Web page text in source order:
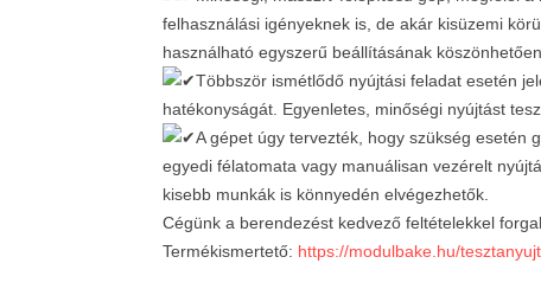
felhasználási igényeknek is, de akár kisüzemi
használható egyszerű beállításának köszönhetően.
Többször ismétlődő nyújtási feladat esetén
hatékonyságát. Egyenletes, minőségi nyújtást tesz
A gépet úgy tervezték, hogy szükség esetén
egyedi félatomata vagy manuálisan vezérelt
kisebb munkák is könnyedén elvégezhetők.
Cégünk a berendezést kedvező feltételekkel
Termékismertető: https://modulbake.hu/